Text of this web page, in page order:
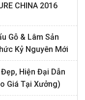
CHINA 2016
Gỗ & Lâm Sản
Kỷ Nguyên Mới
Hiện Đại Dẫn
Giá Tại Xưởng)